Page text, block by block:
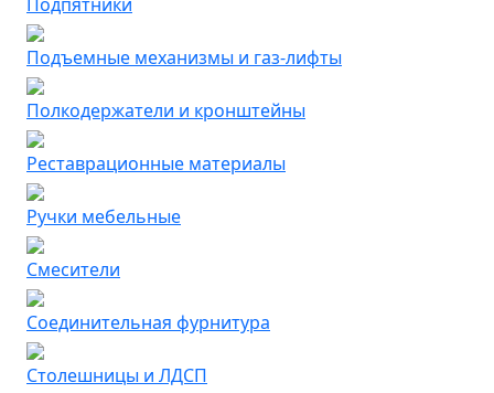
Подъемные механизмы и газ-лифты
Полкодержатели и кронштейны
Реставрационные материалы
Ручки мебельные
Смесители
Соединительная фурнитура
Столешницы и ЛДСП